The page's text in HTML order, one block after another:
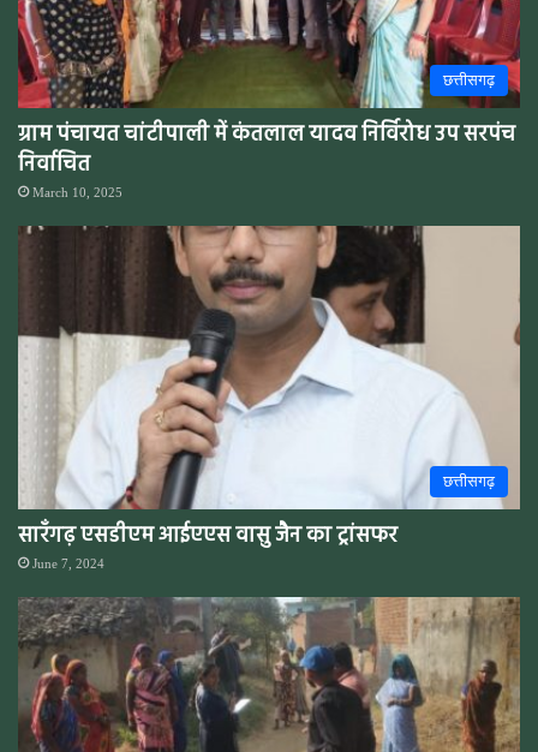
छत्तीसगढ़
ग्राम पंचायत चांटीपाली में कंतलाल यादव निर्विरोध उप सरपंच
निर्वाचित
March 10, 2025
छत्तीसगढ़
सारँगढ़ एसडीएम आईएएस वासु जैन का ट्रांसफर
June 7, 2024